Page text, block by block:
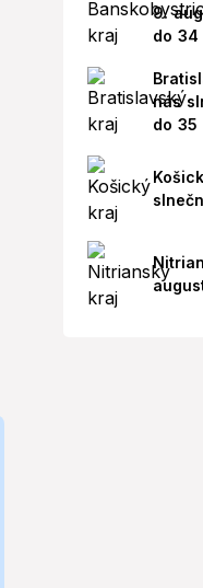
9.
do 34
nás
do 35